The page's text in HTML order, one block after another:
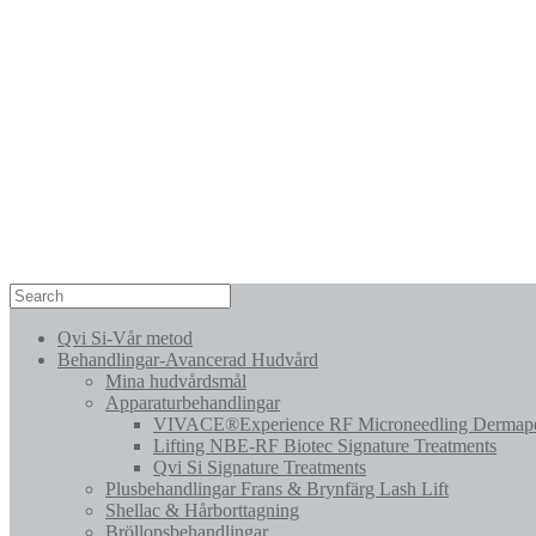
Qvi Si-Vår metod
Behandlingar-Avancerad Hudvård
Mina hudvårdsmål
Apparaturbehandlingar
VIVACE®Experience RF Microneedling
Lifting NBE-RF Biotec Signature Treatments
Qvi Si Signature Treatments
Plusbehandlingar Frans & Brynfärg Lash Lift
Shellac & Hårborttagning
Bröllopsbehandlingar